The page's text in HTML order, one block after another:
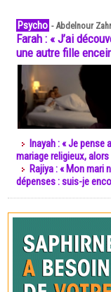
Psycho -Abdelnour
Farah : « J’ai
une autre fille
Inayah : « Je
mariage religieux,
Rajiya : « Mon mari
dépenses : suis-je